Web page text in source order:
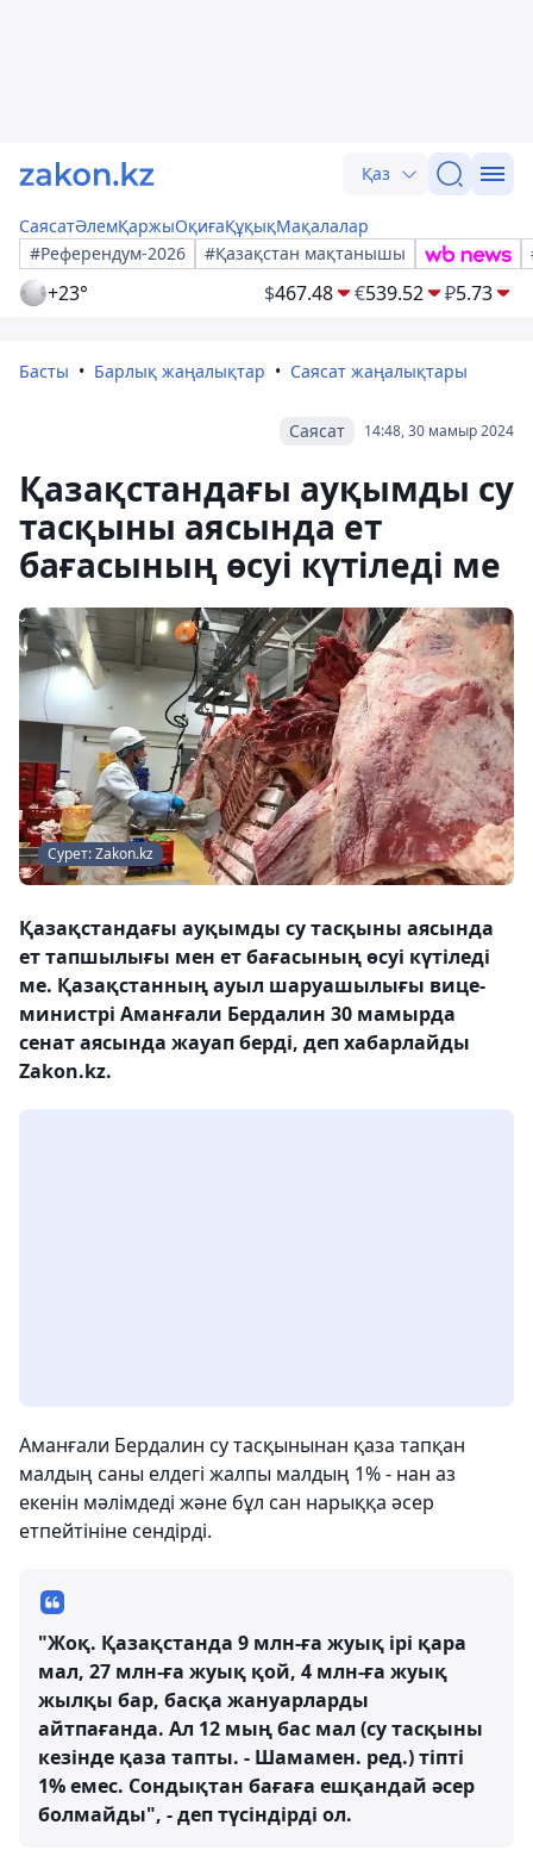
Қаз
СаясатӘлемҚаржыОқиғаҚұқықМақалалар
#Референдум-2026
#Қазақстан мақтанышы
+23° $467.48 €539.52 ₽5.73
Басты Барлық жаңалықтар Саясат жаңалықтары
14:48, 30 мамыр 2024
Саясат
Қазақстандағы ауқымды су
тасқыны аясында ет
бағасының өсуі күтіледі ме
Сурет: Zakon.kz
Қазақстандағы ауқымды су тасқыны аясында
ет тапшылығы мен ет бағасының өсуі күтіледі
ме. Қазақстанның ауыл шаруашылығы вице-
министрі Аманғали Бердалин 30 мамырда
сенат аясында жауап берді, деп хабарлайды
Zakon.kz.
Аманғали Бердалин су тасқынынан қаза тапқан
малдың саны елдегі жалпы малдың 1% - нан аз
екенін мәлімдеді және бұл сан нарыққа әсер
етпейтініне сендірді.
"Жоқ. Қазақстанда 9 млн-ға жуық ірі қара
мал, 27 млн-ға жуық қой, 4 млн-ға жуық
жылқы бар, басқа жануарларды
айтпағанда. Ал 12 мың бас мал (су тасқыны
кезінде қаза тапты. - Шамамен. ред.) тіпті
1% емес. Сондықтан бағаға ешқандай әсер
болмайды", - деп түсіндірді ол.